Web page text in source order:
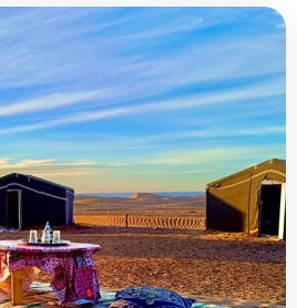
Más Información